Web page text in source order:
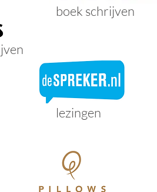
boek schrijven
lezingen